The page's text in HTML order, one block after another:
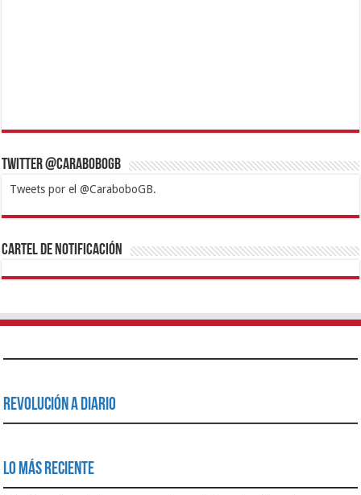
Twitter @CaraboboGB
Tweets por el @CaraboboGB.
1xbetBetturkeyBetistKralbetSupertotobetTipobetMatadorbetMariobet
https://mvbcasino.com/
Cartel de Notificación
Revolución a Diario
Lo Más Reciente